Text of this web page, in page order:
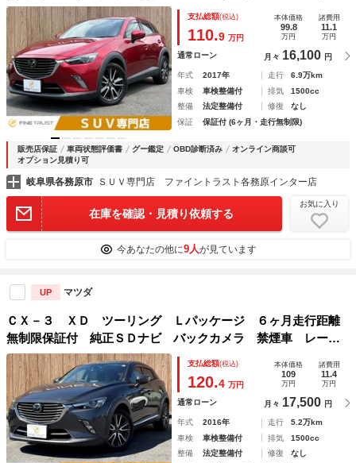
ール 禁煙車 ＥＴＣ バックカメラ 衝突軽減ブレーキ パ
ーキングアシスト クリアランスソナー ブラインドスポット
モニター
支払総額(税込)
110.9 万円
本体価格
99.8
万円
諸費用
11.1
万円
通常ローン 月々 16,100 円
年式 2017年 走行
6.9万km
車検
車検整備付 排気
1500cc
整備
法定整備付 修復
なし
保証
保証付 (6ヶ月・走行無制限)
販売店保証 車両状態評価書 グー鑑定 OBD診断済み
オンライン商談可
オプション見積り可
岐阜県各務原市 ＳＵＶ専門店 ファイントラスト各務原インター店
在庫を確認・見積り依頼する
お気に入り
今あなたの他に9人が見ています
UP マツダ
ＣＸ－３ ＸＤ ツーリング Ｌパッケージ ６ヶ月走行距離
無制限保証付 純正ＳＤナビ バックカメラ 禁煙車 レーダ
ークルーズコントロール ＥＴＣ フルセグＴＶ ブラインド
スポットモニター 衝突軽減ブレーキ シートヒーター Ｂｌ
ｕｅｔｏｏｔｈ
支払総額(税込)
120.4 万円
本体価格
109
万円
諸費用
11.4
万円
通常ローン 月々 17,500 円
年式 2016年 走行
5.2万km
車検
車検整備付 排気
1500cc
整備
法定整備付 修復
なし